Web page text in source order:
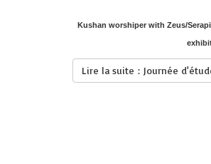
Kushan worshiper with Zeus/
Lire la suite : Journée